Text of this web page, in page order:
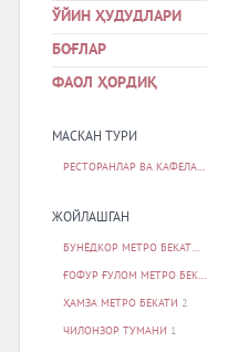
ЎЙИН ҲУДУДЛАРИ
БОҒЛАР
ФАОЛ ҲОРДИҚ
МАСКАН ТУРИ
РЕСТОРАНЛАР ВА КАФЕЛАР
ЖОЙЛАШГАН
БУНЁДКОР МЕТРО БЕКАТИ
ҒОФУР ҒУЛОМ МЕТРО БЕКАТИ
ҲАМЗА МЕТРО БЕКАТИ 2
ЧИЛОНЗОР ТУМАНИ 1